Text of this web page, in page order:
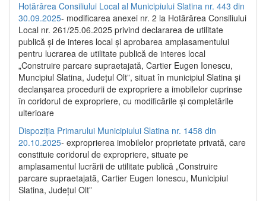
Hotărârea Consiliului Local al Municipiului Slatina nr. 443 din
30.09.2025- modificarea anexei nr. 2 la Hotărârea Consiliului
Local nr. 261/25.06.2025 privind declararea de utilitate
publică şi de interes local şi aprobarea amplasamentului
pentru lucrarea de utilitate publică de interes local
„Construire parcare supraetajată, Cartier Eugen Ionescu,
Muncipiul Slatina, Judeţul Olt”, situat în municipiul Slatina şi
declanşarea procedurii de expropriere a imobilelor cuprinse
în coridorul de expropriere, cu modificările şi completările
ulterioare
Dispoziția Primarului Municipiului Slatina nr. 1458 din
20.10.2025- exproprierea imobilelor proprietate privată, care
constituie coridorul de expropriere, situate pe
amplasamentul lucrării de utilitate publică „Construire
parcare supraetajată, Cartier Eugen Ionescu, Municipiul
Slatina, Județul Olt”